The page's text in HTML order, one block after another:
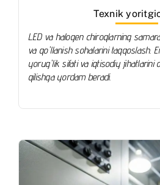
Texnik
LED va halogen chiroqlarning
va qo'llanish sohalarini taqqoslash.
yorug'lik sifati va iqtisodiy jihatlarini
qilishga yordam beradi.